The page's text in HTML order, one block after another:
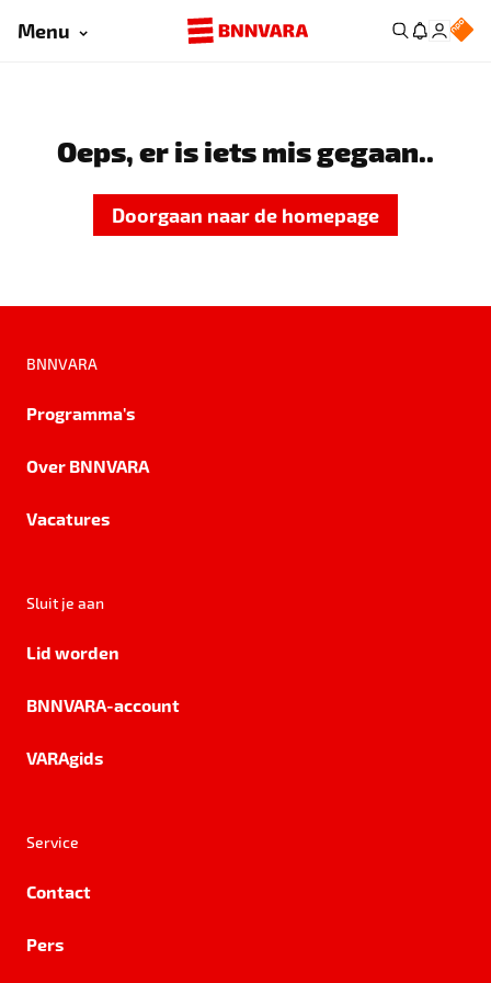
Menu
Oeps, er is iets mis gegaan..
Doorgaan naar de homepage
BNNVARA
Programma's
Over BNNVARA
Vacatures
Sluit je aan
Lid worden
BNNVARA-account
VARAgids
Service
Contact
Pers